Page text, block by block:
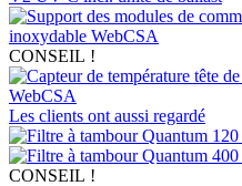
inoxydable WebCSA
CONSEIL !
WebCSA
Les clients ont aussi regardé
CONSEIL !